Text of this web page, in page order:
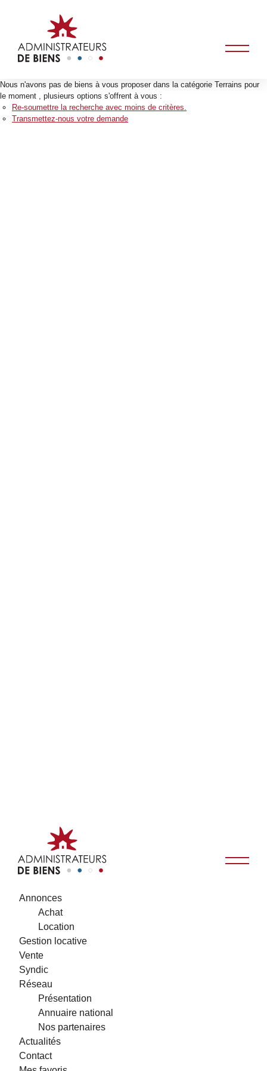
Nous n'avons pas de biens à vous proposer dans la catégorie Terrains pour
le moment , plusieurs options s'offrent à vous :
Re-soumettre la recherche avec moins de critères.
Transmettez-nous votre demande
Annonces
Achat
Location
Gestion locative
Vente
Syndic
Réseau
Présentation
Annuaire national
Nos partenaires
Actualités
Contact